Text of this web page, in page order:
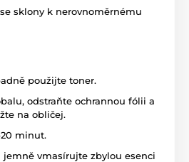
sklony k nerovnoměrnému
použijte toner.
odstraňte ochrannou fólii a
na obličej.
minut.
jemně vmasírujte zbylou esenci